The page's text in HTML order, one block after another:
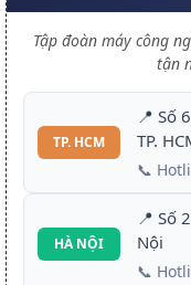
Tập đoàn máy công
tận
TP. HCM
📍 Số
TP.
📞
HÀ NỘI
📍 Số
Nội
📞